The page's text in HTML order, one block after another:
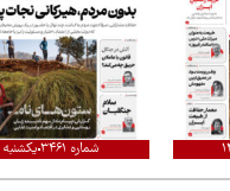
شماره ۳۴۶۱ یکشنبه ۱۱مرداد ۱۴۰۵